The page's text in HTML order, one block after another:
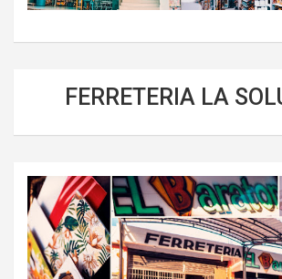
FERRETERIA LA